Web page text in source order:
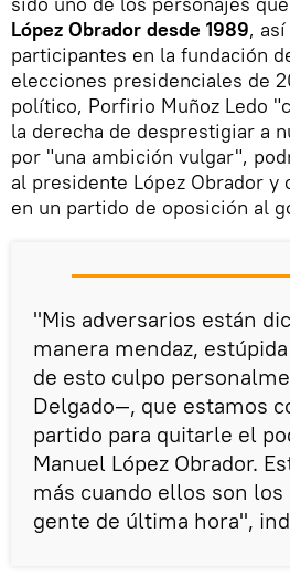
López Obrador desde 1989,
participantes en la fundación
elecciones presidenciales de
político, Porfirio Muñoz Ledo
la derecha de desprestigiar a
por "una ambición vulgar",
al presidente López Obrador y
en un partido de oposición al
"Mis adversarios están
manera mendaz,
de esto culpo
Delgado—, que estamos
partido para quitarle el
Manuel López Obrador.
más cuando ellos son
gente de última hora",